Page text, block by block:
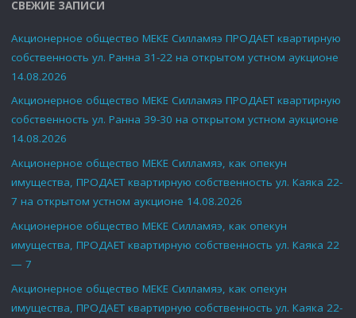
СВЕЖИЕ ЗАПИСИ
Акционерное общество МЕКЕ Силламяэ ПРОДАЕТ квартирную
собственность ул. Ранна 31-22 на открытом устном аукционе
14.08.2026
Акционерное общество МЕКЕ Силламяэ ПРОДАЕТ квартирную
собственность ул. Ранна 39-30 на открытом устном аукционе
14.08.2026
Акционерное общество МЕКЕ Силламяэ, как опекун
имущества, ПРОДАЕТ квартирную собственность ул. Каяка 22-
7 на открытом устном аукционе 14.08.2026
Акционерное общество МЕКЕ Силламяэ, как опекун
имущества, ПРОДАЕТ квартирную собственность ул. Каяка 22
— 7
Акционерное общество МЕКЕ Силламяэ, как опекун
имущества, ПРОДАЕТ квартирную собственность ул. Каяка 22-